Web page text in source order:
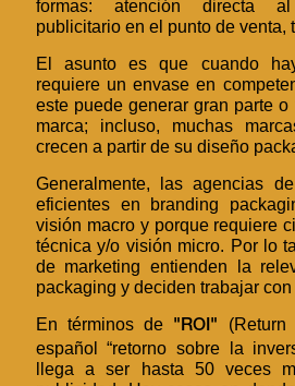
formas: atención directa
publicitario en el punto de venta,
El asunto es que cuando
requiere un envase en
este puede generar gran parte
marca; incluso, muchas
crecen a partir de su diseño
Generalmente, las agencias
eficientes en branding
visión macro y porque requiere
técnica y/o visión micro. Por lo
de marketing entienden la
packaging y deciden trabajar
En términos de "ROI"
(Return
español “retorno sobre la
llega a ser hasta 50 veces